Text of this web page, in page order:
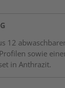
12
sowie
in Anthrazit.